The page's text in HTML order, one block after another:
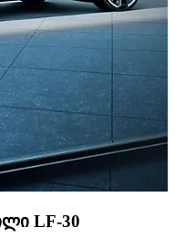
LF-30